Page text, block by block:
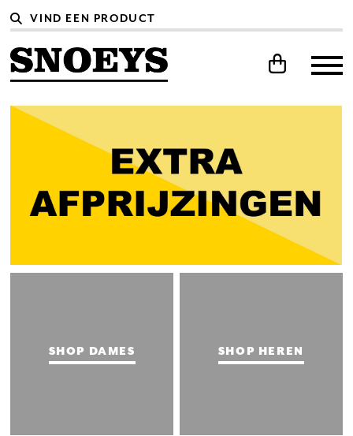
SHOP DAMES SHOP HEREN